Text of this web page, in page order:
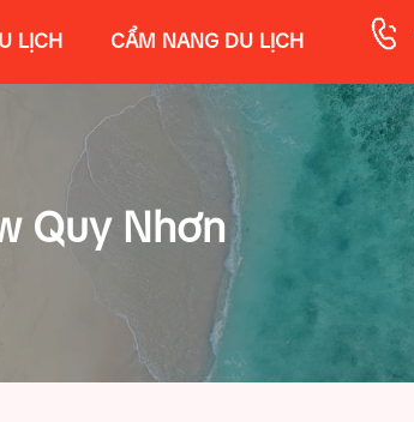
LỊCH CẨM NANG DU LỊCH
Quy Nhơn